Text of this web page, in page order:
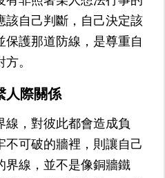
該自己判斷，自己決定該
保護那道防線，是尊重自
。
人際關係
線，對彼此都會造成負
不可破的牆裡，則讓自己
界線，並不是像銅牆鐵